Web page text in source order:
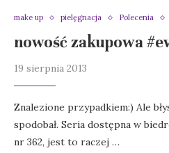
make up pielęgnacja Polecenia
nowość zakupowa
19 sierpnia 2013
Znalezione przypadkiem:) Ale
spodobał. Seria dostępna w
nr 362, jest to raczej …